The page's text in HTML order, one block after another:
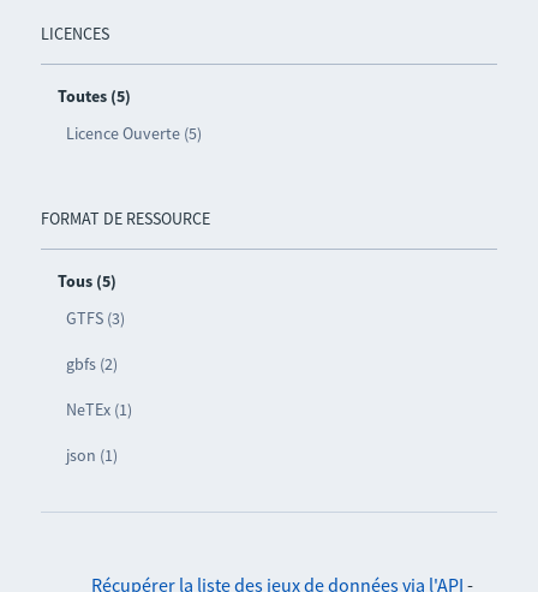
LICENCES
Toutes (5)
Licence Ouverte (5)
FORMAT DE RESSOURCE
Tous (5)
GTFS (3)
gbfs (2)
NeTEx (1)
json (1)
Récupérer la liste des jeux de données via l'API -